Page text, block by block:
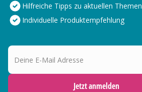
Hilfreiche Tipps zu aktuellen Themen
Individuelle Produktempfehlung
Deine E-Mail Adresse
Jetzt anmelden